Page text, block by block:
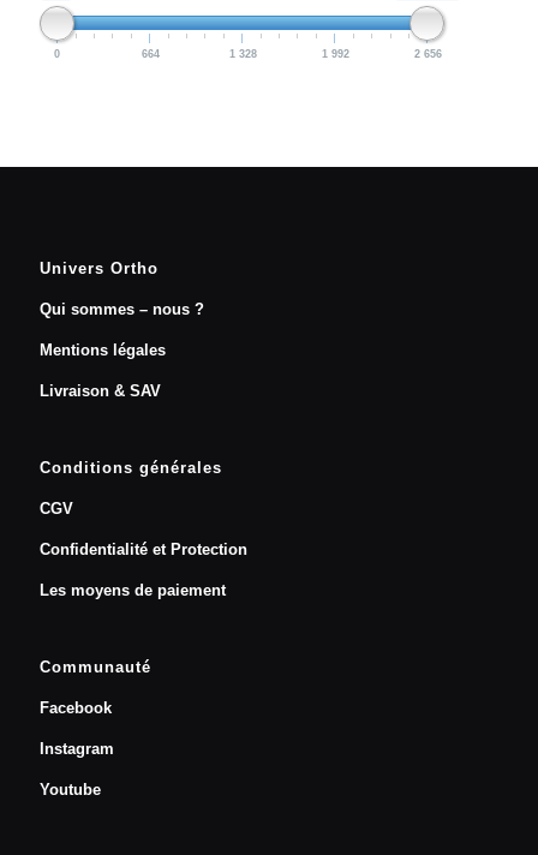
0 664 1 328 1 992 2 656
Univers Ortho
Qui sommes – nous ?
Mentions légales
Livraison & SAV
Conditions générales
CGV
Confidentialité et Protection
Les moyens de paiement
Communauté
Facebook
Instagram
Youtube